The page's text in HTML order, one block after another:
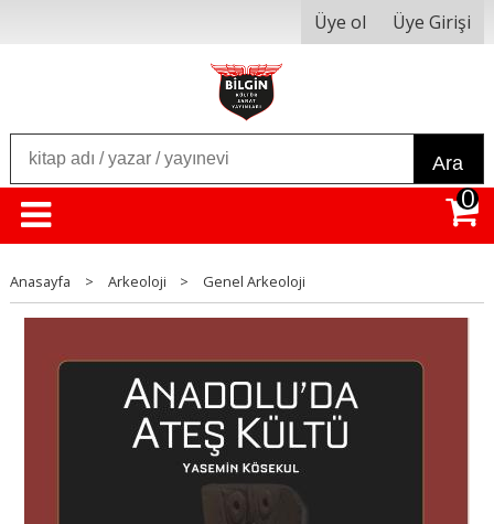
Üye ol Üye Girişi
Ara
0
Anasayfa > Arkeoloji > Genel Arkeoloji